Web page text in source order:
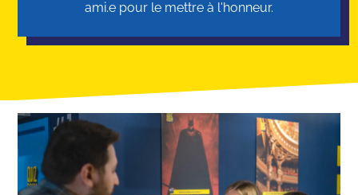
ami.e pour le mettre à l'honneur.